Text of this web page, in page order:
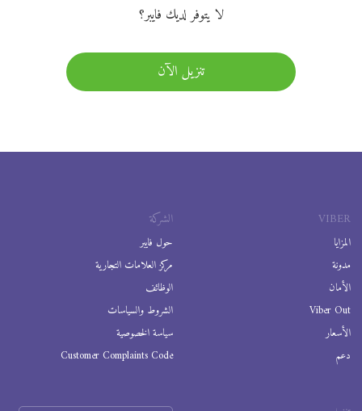
لا يتوفر لديك فايبر؟
تنزيل الآن
VIBER
المزايا
مدونة
الأمان
Viber Out
الأسعار
دعم
الشركة
حول فايبر
مركز العلامات التجارية
الوظائف
الشروط والسياسات
سياسة الخصوصية
Customer Complaints Code